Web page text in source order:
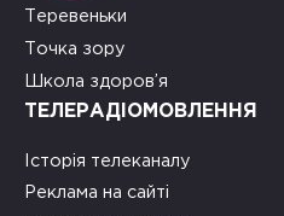
Теревеньки
Точка зору
Школа здоров’я
ТЕЛЕРАДІОМОВЛЕННЯ
Історія телеканалу
Реклама на сайті